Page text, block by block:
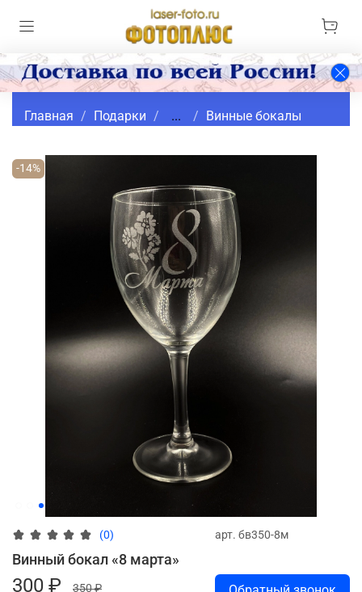
Главная Подарки ... Винные бокалы
-14%
(0) арт. бв350-8м
Винный бокал «8 марта»
300 ₽
350 ₽